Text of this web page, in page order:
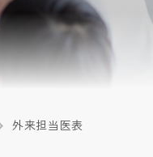
外来担当医表